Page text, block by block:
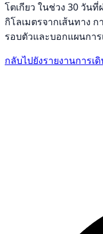
โตเกียว ในช่วง 30 วัน
กิโลเมตรจากเส้นทาง
รอบตัวและบอกแผนกา
กลับไปยังรายงานการเ